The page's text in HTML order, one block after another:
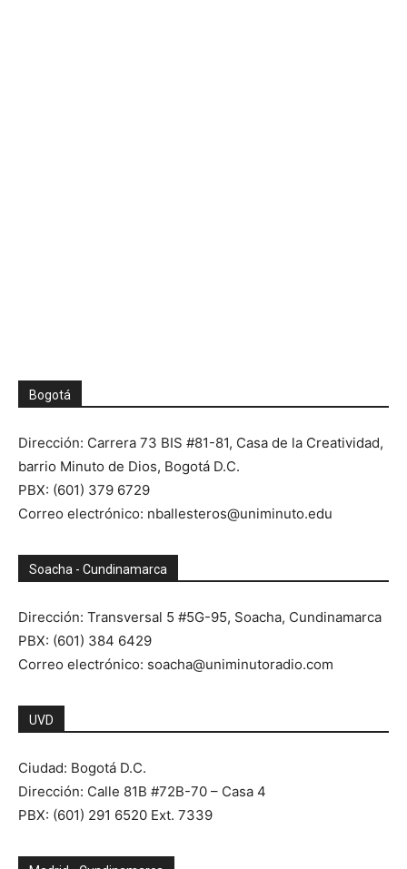
Bogotá
Dirección: Carrera 73 BIS #81-81, Casa de la Creatividad,
barrio Minuto de Dios, Bogotá D.C.
PBX: (601) 379 6729
Correo electrónico: nballesteros@uniminuto.edu
Soacha - Cundinamarca
Dirección: Transversal 5 #5G-95, Soacha, Cundinamarca
PBX: (601) 384 6429
Correo electrónico: soacha@uniminutoradio.com
UVD
Ciudad: Bogotá D.C.
Dirección: Calle 81B #72B-70 – Casa 4
PBX: (601) 291 6520 Ext. 7339